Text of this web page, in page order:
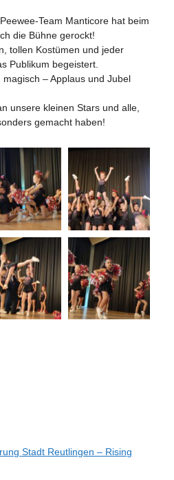
Team Manticore hat beim
die Bühne gerockt!
tollen Kostümen und jeder
Publikum begeistert.
– Applaus und Jubel
unsere kleinen Stars und alle,
gemacht haben!
Stadt Reutlingen – Rising